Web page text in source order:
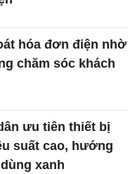
hóa đơn điện nhờ
chăm sóc khách
ưu tiên thiết bị
suất cao, hướng
xanh